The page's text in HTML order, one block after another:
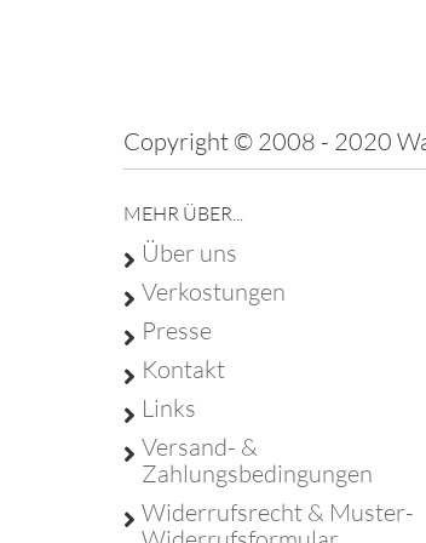
Copyright © 2008 - 2020
MEHR ÜBER...
Über uns
Verkostungen
Presse
Kontakt
Links
Versand- &
Zahlungsbedingungen
Widerrufsrecht & Muster-